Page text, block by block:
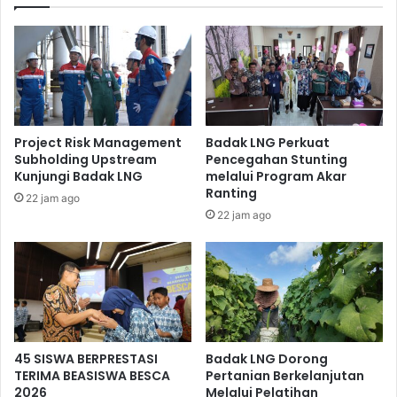
ada di depan.
Acara syukuran berlangsung dengan tetap menerapkan
protokol kesehatan
Selain doa bersama, rangkaian acara Peringatan HUT ke-
Project Risk Management
Subholding Upstream
Kunjungi Badak LNG
22 jam ago
Badak LNG Perkuat
Pencegahan Stunting
melalui Program Akar
Ranting
22 jam ago
45 SISWA BERPRESTASI
TERIMA BEASISWA BESCA
2026
Badak LNG Dorong
Pertanian Berkelanjutan
Melalui Pelatihan